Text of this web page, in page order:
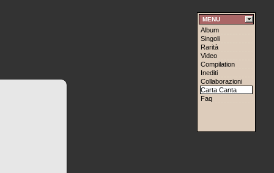
MENU
Album
Singoli
Rarità
Video
Compilation
Inediti
Collaborazioni
Carta Canta
Faq